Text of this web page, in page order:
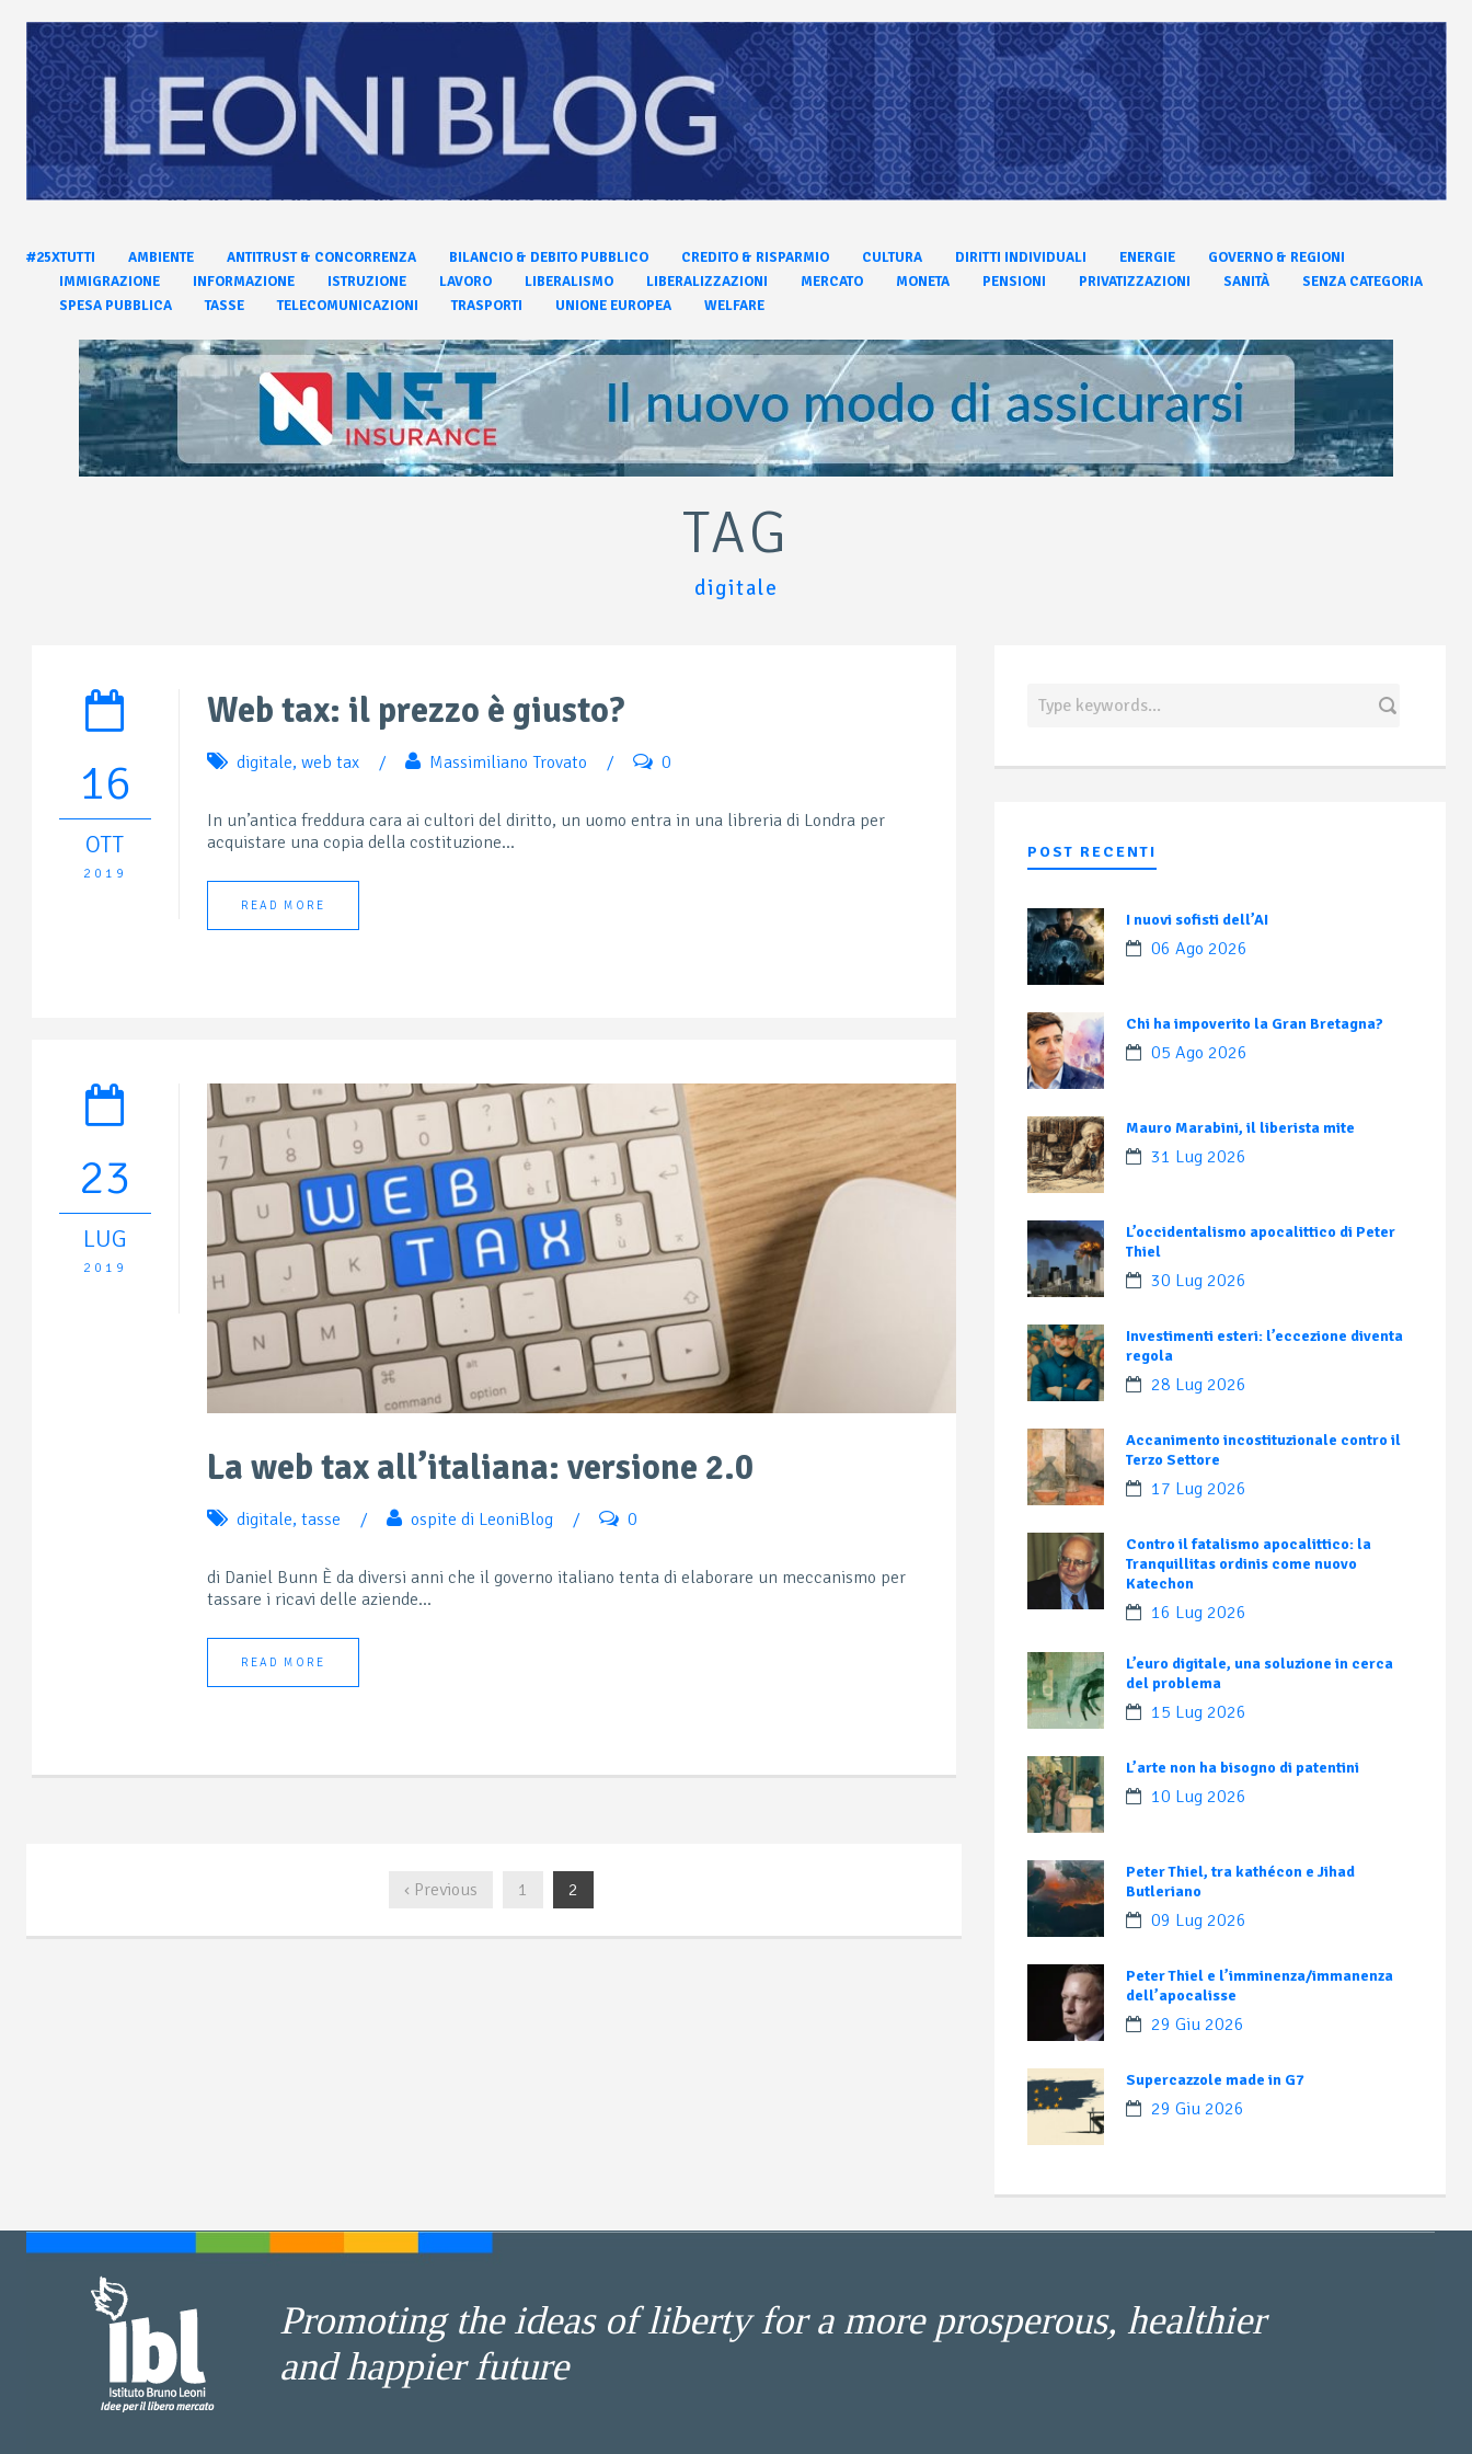
#25XTUTTI AMBIENTE ANTITRUST & CONCORRENZA BILANCIO & DEBITO PUBBLICO CREDITO & RISPARMIO CULTURA DIRITTI INDIVIDUALI ENERGIE
GOVERNO & REGIONI
IMMIGRAZIONE
INFORMAZIONE ISTRUZIONE LAVORO LIBERALISMO LIBERALIZZAZIONI MERCATO MONETA PENSIONI PRIVATIZZAZIONI SANITÀ
SENZA CATEGORIA
SPESA PUBBLICA
TASSE TELECOMUNICAZIONI TRASPORTI UNIONE EUROPEA WELFARE
TAG
digitale
16
OTT
2019
Web tax: il prezzo è giusto?
digitale, web tax / Massimiliano Trovato / 0
In un’antica freddura cara ai cultori del diritto, un uomo entra in una libreria di Londra per
acquistare una copia della costituzione...
READ MORE
23
LUG
2019
La web tax all’italiana: versione 2.0
digitale, tasse / ospite di LeoniBlog / 0
di Daniel Bunn È da diversi anni che il governo italiano tenta di elaborare un meccanismo per
tassare i ricavi delle aziende...
READ MORE
‹ Previous 1 2
POST RECENTI
I nuovi sofisti dell’AI
06 Ago 2026
Chi ha impoverito la Gran Bretagna?
05 Ago 2026
Mauro Marabini, il liberista mite
31 Lug 2026
L’occidentalismo apocalittico di Peter
Thiel
30 Lug 2026
Investimenti esteri: l’eccezione diventa
regola
28 Lug 2026
Accanimento incostituzionale contro il
Terzo Settore
17 Lug 2026
Contro il fatalismo apocalittico: la
Tranquillitas ordinis come nuovo
Katechon
16 Lug 2026
L’euro digitale, una soluzione in cerca
del problema
15 Lug 2026
L’arte non ha bisogno di patentini
10 Lug 2026
Peter Thiel, tra kathécon e Jihad
Butleriano
09 Lug 2026
Peter Thiel e l’imminenza/immanenza
dell’apocalisse
29 Giu 2026
Supercazzole made in G7
29 Giu 2026
Promoting the ideas of liberty for a more prosperous, healthier
and happier future